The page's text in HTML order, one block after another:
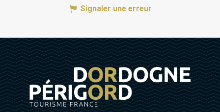
Signaler une erreur